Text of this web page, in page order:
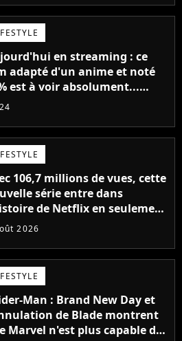
en streaming : ce
adapté d'un anime et noté
est à voir absolument...
vous ne comprendrez plus
106,7 millions de vues, cette
série entre dans
de Netflix en seulement
2026
Man : Brand New Day et
de Blade montrent
Marvel n'est plus capable de